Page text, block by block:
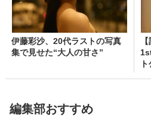
伊藤彩沙、20代ラストの写真
集で見せた“大人の甘さ”
編集部おすすめ